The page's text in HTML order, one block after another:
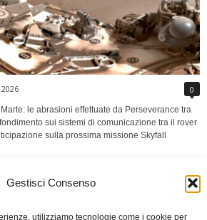
Gestisci Consenso
utilizziamo tecnologie come i cookie per
0
le abrasioni effettuate da Perseverance tra
sui sistemi di comunicazione tra il rover
sulla prossima missione Skyfall